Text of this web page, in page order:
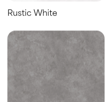
Rustic White